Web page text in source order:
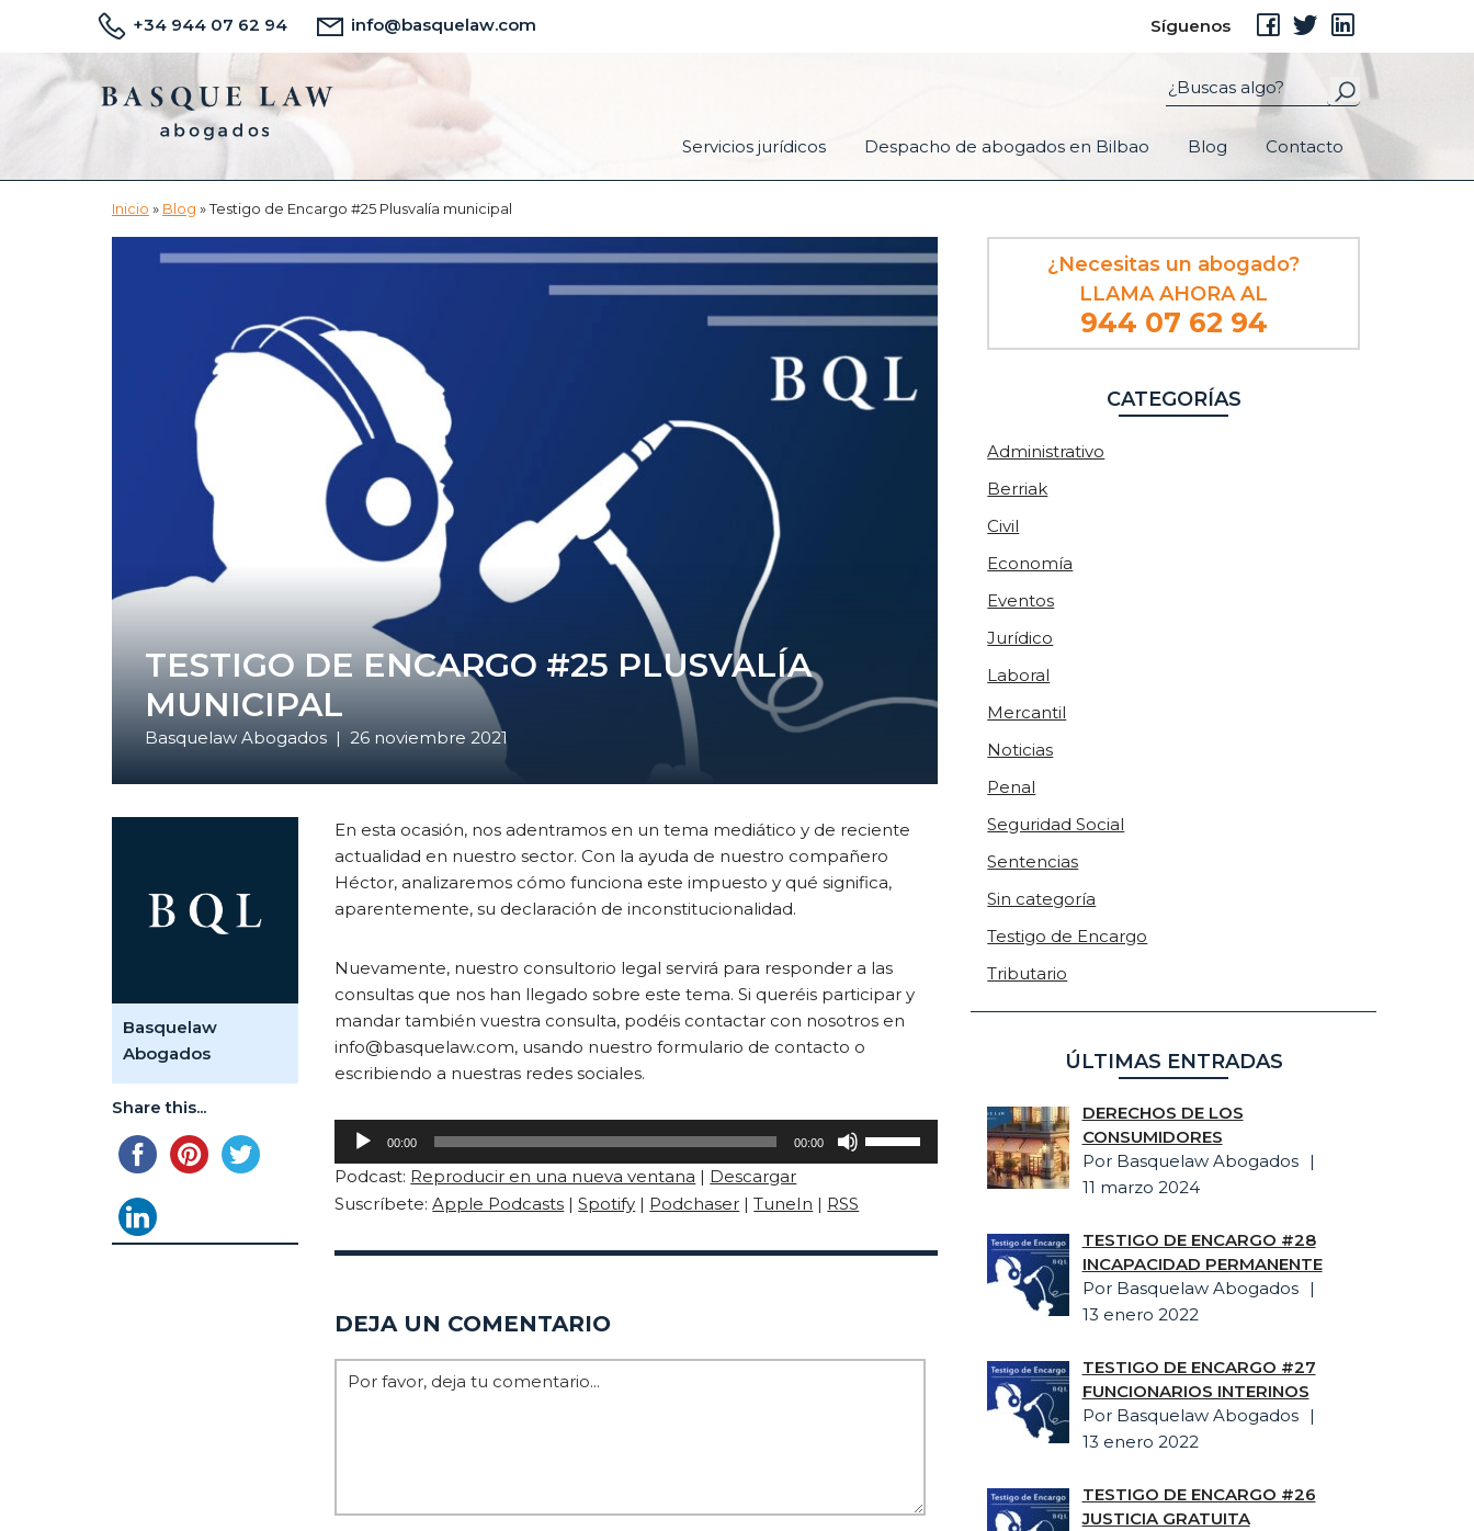
contenido
principal
+34 944 07 62 94 info@basquelaw.com Síguenos
Servicios jurídicos Despacho de abogados en Bilbao Blog Contacto
Inicio » Blog »Testigo de Encargo #25 Plusvalía municipal
TESTIGO DE ENCARGO #25 PLUSVALÍA
MUNICIPAL
Basquelaw Abogados | 26 noviembre 2021
En esta ocasión, nos adentramos en un tema mediático y de reciente
actualidad en nuestro sector. Con la ayuda de nuestro compañero
Héctor, analizaremos cómo funciona este impuesto y qué significa,
aparentemente, su declaración de inconstitucionalidad.
Nuevamente, nuestro consultorio legal servirá para responder a las
consultas que nos han llegado sobre este tema. Si queréis participar y
mandar también vuestra consulta, podéis contactar con nosotros en
info@basquelaw.com, usando nuestro formulario de contacto o
escribiendo a nuestras redes sociales.
Reproductor
de
audio
00:00 00:00
Utiliza
las
flecha
aumentar
Podcast: Reproducir en una nueva ventana | Descargar
Suscríbete:Apple Podcasts |Spotify | Podchaser |TuneIn | RSS
DEJA UN COMENTARIO
Basquelaw
Abogados
Share this...
Barra
principal
¿Necesitas un abogado?
LLAMA AHORA AL
944 07 62 94
CATEGORÍAS
Administrativo
Berriak
Civil
Economía
Eventos
Jurídico
Laboral
Mercantil
Noticias
Penal
Seguridad Social
Sentencias
Sin categoría
Testigo de Encargo
Tributario
ÚLTIMAS ENTRADAS
DERECHOS DE LOS
CONSUMIDORES
Por Basquelaw Abogados
11 marzo 2024
TESTIGO DE ENCARGO #28
INCAPACIDAD PERMANENTE
Por Basquelaw Abogados
13 enero 2022
TESTIGO DE ENCARGO #27
FUNCIONARIOS INTERINOS
Por Basquelaw Abogados
13 enero 2022
TESTIGO DE ENCARGO #26
JUSTICIA GRATUITA